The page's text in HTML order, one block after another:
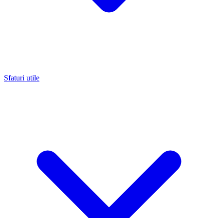
Sfaturi utile